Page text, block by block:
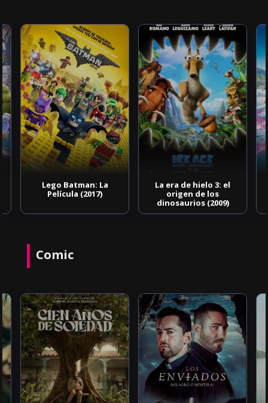
Lego Batman: La
Película (2017)
La era de hielo 3: el
origen de los
dinosaurios (2009)
Comic